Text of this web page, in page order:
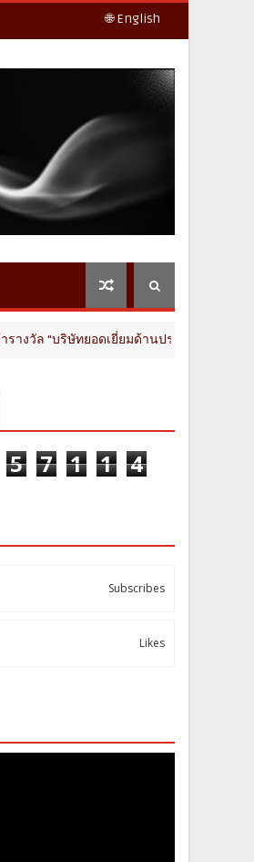
🌐 English
ริษัทยอดเยี่ยมด้านประกันสุขภาพ” จากงาน
5 7 1 1 4
Subscribes
Likes